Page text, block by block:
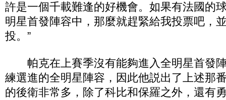
許是一個千載難逢的好機會。如果有法國的
明星首發陣容中，那麼就趕緊給我投票吧，
投。”
帕克在上賽季沒有能夠進入全明星首發
練選進的全明星陣容，因此他説出了上述那
的後衛非常多，除了科比和保羅之外，還有